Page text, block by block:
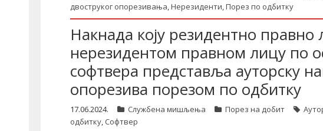
двоструког опорезивања,Нерезиденти,Порез по одбитку
Накнада коју резидентно правно
нерезидентом правном лицу по
софтвера представља ауторску
опорезива порезом по одбитку
17.06.2024. Службена мишљења Порез на добит
одбитку, Софтвер